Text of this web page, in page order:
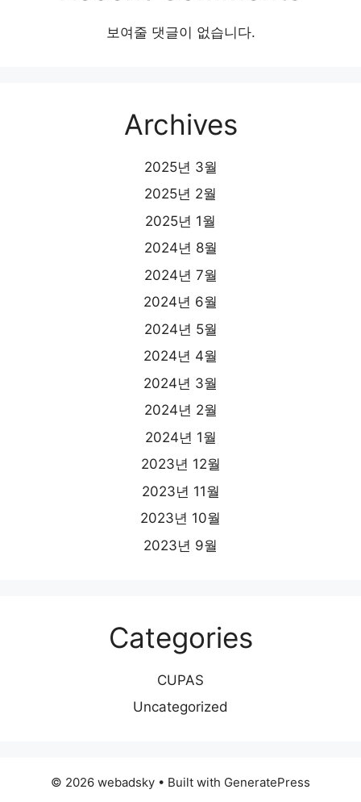
보여줄 댓글이 없습니다.
Archives
2025년 3월
2025년 2월
2025년 1월
2024년 8월
2024년 7월
2024년 6월
2024년 5월
2024년 4월
2024년 3월
2024년 2월
2024년 1월
2023년 12월
2023년 11월
2023년 10월
2023년 9월
Categories
CUPAS
Uncategorized
© 2026 webadsky • Built with GeneratePress